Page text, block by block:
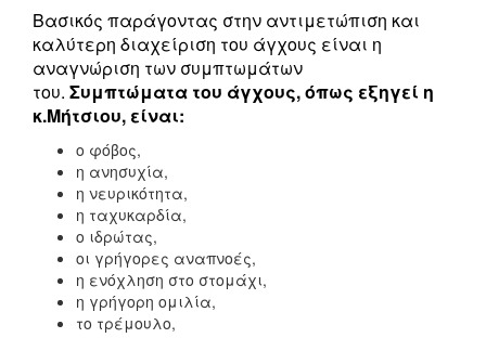
Βασικός παράγοντας στην αντιμετώπιση και
καλύτερη διαχείριση του άγχους είναι η
αναγνώριση των συμπτωμάτων
του. Συμπτώματα του άγχους, όπως εξηγεί η
κ.Μήτσιου, είναι:
ο φόβος,
η ανησυχία,
η νευρικότητα,
η ταχυκαρδία,
ο ιδρώτας,
οι γρήγορες αναπνοές,
η ενόχληση στο στομάχι,
η γρήγορη ομιλία,
το τρέμουλο,